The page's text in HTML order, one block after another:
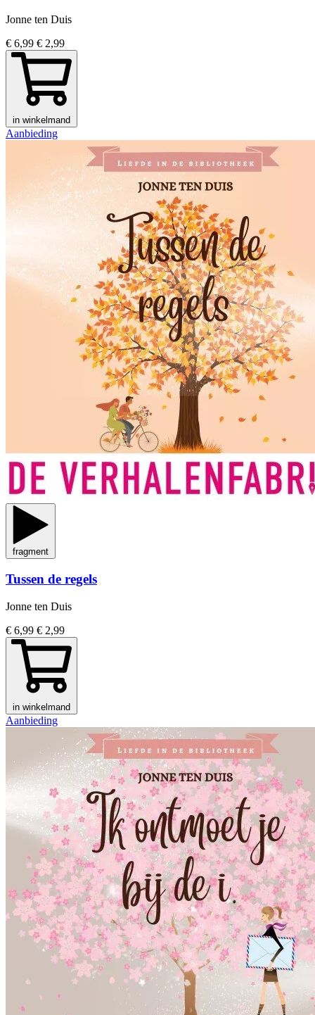
Jonne ten Duis
€ 6,99 € 2,99
in winkelmand
Aanbieding
fragment
Tussen de regels
Jonne ten Duis
€ 6,99 € 2,99
in winkelmand
Aanbieding